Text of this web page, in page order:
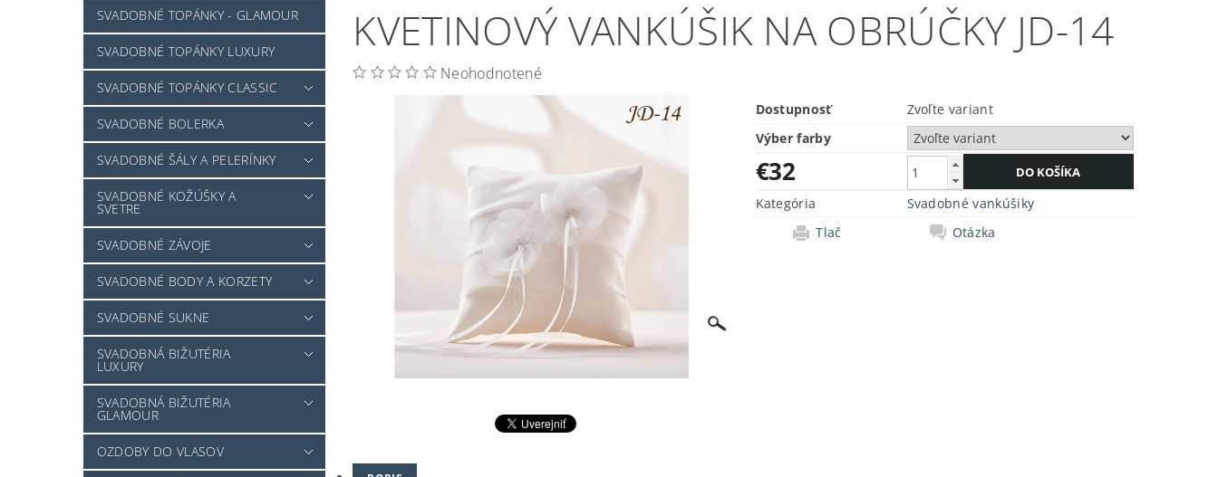
SVADOBNÉ TOPÁNKY - GLAMOUR
SVADOBNÉ TOPÁNKY LUXURY
SVADOBNÉ TOPÁNKY CLASSIC
SVADOBNÉ BOLERKA
SVADOBNÉ ŠÁLY A PELERÍNKY
SVADOBNÉ KOŽÚŠKY A
SVETRE
SVADOBNÉ ZÁVOJE
SVADOBNÉ BODY A KORZETY
SVADOBNÉ SUKNE
SVADOBNÁ BIŽUTÉRIA
LUXURY
SVADOBNÁ BIŽUTÉRIA
GLAMOUR
OZDOBY DO VLASOV
KVETINOVÝ VANKÚŠIK NA OBRÚČKY JD-14
Neohodnotené
Dostupnosť
Zvoľte variant
Výber farby
€32
Kategória
Svadobné vankúšiky
Tlač
Otázka